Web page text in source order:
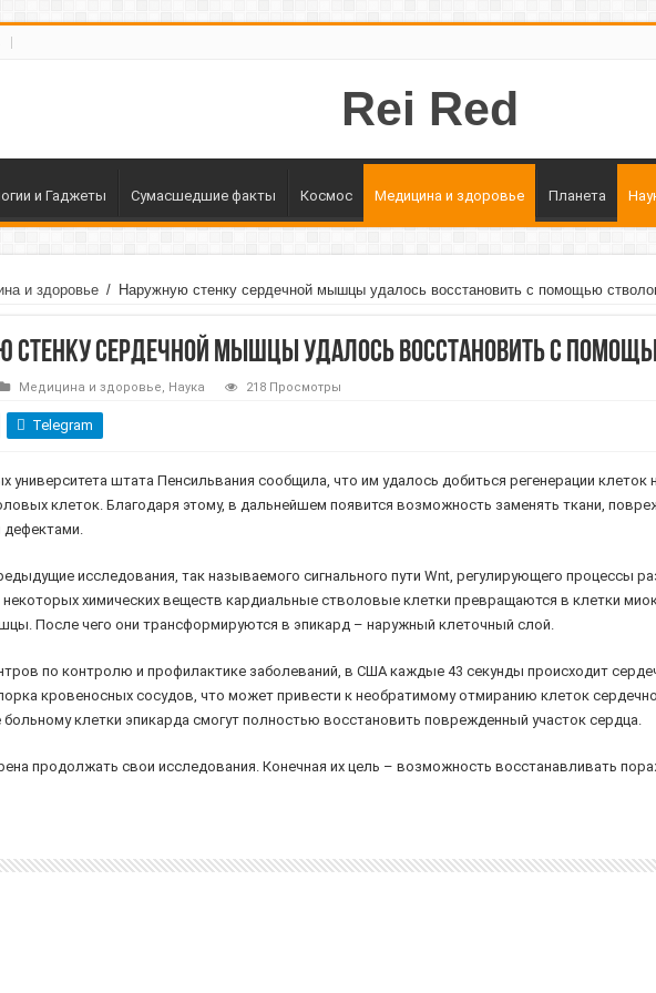
Rei Red
и Гаджеты Сумасшедшие факты Космос Медицина и здоровье Планета
и здоровье / Наружную стенку сердечной мышцы удалось восстановить с помощью
стенку сердечной мышцы удалось восстановить с
Медицина и здоровье, Наука 218 Просмотры
Telegram
университета штата Пенсильвания сообщила, что им удалось добиться регенерации
клеток. Благодаря этому, в дальнейшем появится возможность заменять ткани,
дефектами.
исследования, так называемого сигнального пути Wnt, регулирующего процессы
химических веществ кардиальные стволовые клетки превращаются в клетки
После чего они трансформируются в эпикард – наружный клеточный слой.
по контролю и профилактике заболеваний, в США каждые 43 секунды происходит
кровеносных сосудов, что может привести к необратимому отмиранию клеток
клетки эпикарда смогут полностью восстановить поврежденный участок сердца.
продолжать свои исследования. Конечная их цель – возможность восстанавливать